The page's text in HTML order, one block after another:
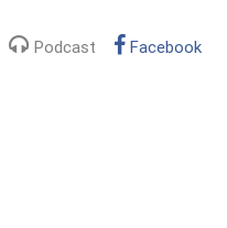
Podcast Facebook